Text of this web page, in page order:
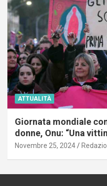
ATTUALITÀ
Giornata mondiale
donne, Onu: “Una
Novembre 25, 2024